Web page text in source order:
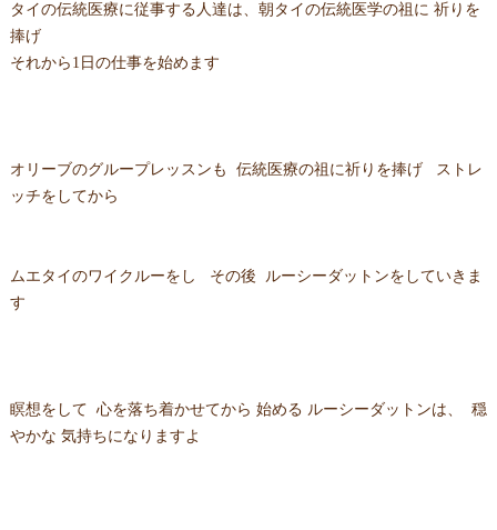
タイの伝統医療に従事する人達は、朝タイの伝統医学の祖に 祈りを
捧げ
それから1日の仕事を始めます
オリーブのグループレッスンも 伝統医療の祖に祈りを捧げ ストレ
ッチをしてから
ムエタイのワイクルーをし その後 ルーシーダットンをしていきま
す
瞑想をして 心を落ち着かせてから 始める ルーシーダットンは、 穏
やかな 気持ちになりますよ